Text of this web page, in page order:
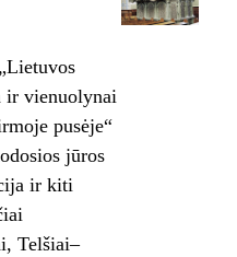
ir vienuolynai
pusėje“
jūros
ir kiti
Telšiai–